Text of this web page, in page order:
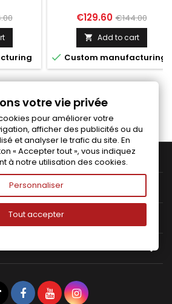
Price
€129.60 Regular
price
€144.00
 Add to cart
 Custom manufacturing
us on Facebook

votre vie privée
pour améliorer votre
afficher des publicités ou du
et analyser le trafic du site. En
« Accepter tout », vous indiquez
à notre utilisation des cookies.
Personnaliser
Tout accepter